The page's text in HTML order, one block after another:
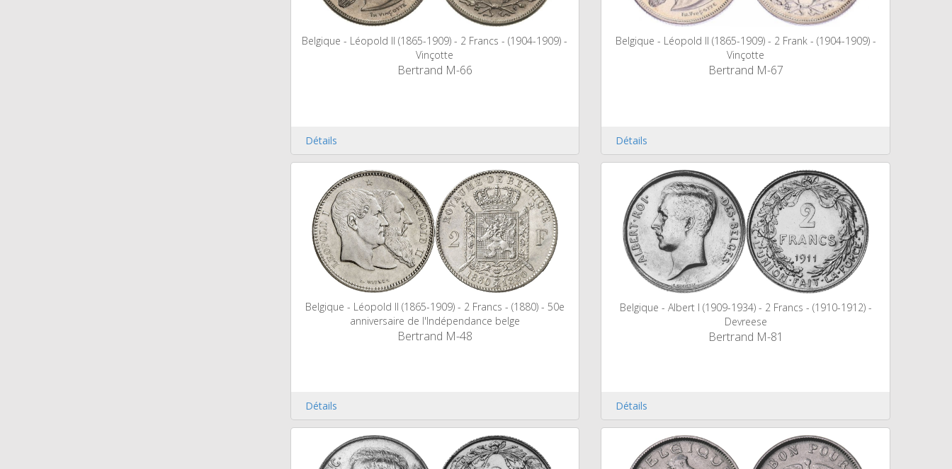
Belgique - Léopold II (1865-1909) - 2 Francs - (1904-1909) -
Vinçotte
Bertrand M-66
Détails
Belgique - Léopold II (1865-1909) - 2 Frank - (1904-1909) -
Vinçotte
Bertrand M-67
Détails
Belgique - Léopold II (1865-1909) - 2 Francs - (1880) - 50e
anniversaire de l'Indépendance belge
Bertrand M-48
Détails
Belgique - Albert I (1909-1934) - 2 Francs - (1910-1912) -
Devreese
Bertrand M-81
Détails